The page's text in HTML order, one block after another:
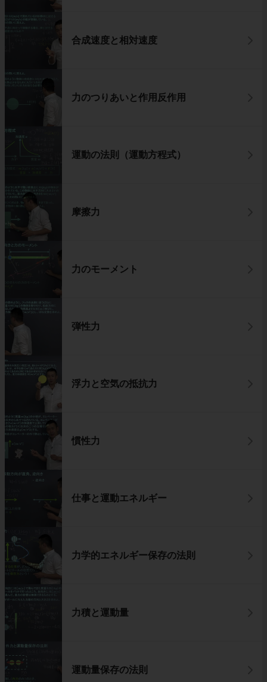
合成速度と相対速度
力のつりあいと作用反作用
運動の法則（運動方程式）
摩擦力
力のモーメント
弾性力
浮力と空気の抵抗力
慣性力
仕事と運動エネルギー
力学的エネルギー保存の法則
力積と運動量
運動量保存の法則